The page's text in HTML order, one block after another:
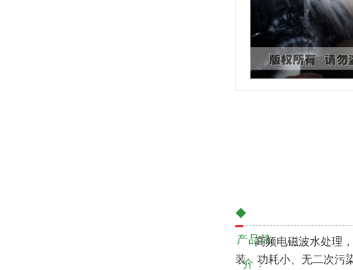
◆
产品简
介：
高频电磁波水处理，
装、功耗小、无二次污